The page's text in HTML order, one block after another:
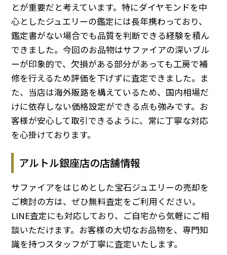
とが重要だと考えています。特にダイヤモンドを中
心としたジュエリーの鑑定には長年携わっており、
鑑定書がない場合でも品質を判断できる経験を積ん
できました。今回のお品物はサファイアの深いブル
ーが印象的で、欠損がある部分があっても工房で補
修を行えるため評価を下げずに査定できました。ま
た、当店は海外販路を構えているため、国内相場だ
けに依存しない価格設定ができる点も強みです。お
客様が安心して取引できるように、常に丁寧な対応
を心掛けております。
アルトル銀座店の店舗情報
サファイアをはじめとした宝石ジュエリーの売却を
ご検討の方は、ぜひ無料査定をご利用ください。
LINE査定にも対応しており、ご自宅から気軽にご相
談いただけます。お客様の大切なお品物を、専門知
識を持つスタッフが丁寧に査定いたします。